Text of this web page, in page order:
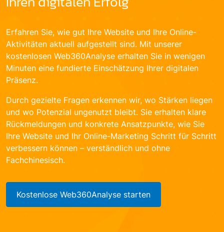
Erfahren Sie, wie gut Ihre Website und Ihre Online-
Aktivitäten aktuell aufgestellt sind. Mit unserer
kostenlosen Web360Analyse erhalten Sie in wenigen
Minuten eine fundierte Einschätzung Ihrer digitalen
Präsenz.
Durch gezielte Fragen erkennen wir, wo Stärken liegen
und wo Potenzial ungenutzt bleibt. Sie erhalten klare
Rückmeldungen und konkrete Ansatzpunkte, wie Sie
Ihre Website und Ihr Online-Marketing Schritt für Schritt
verbessern können – verständlich und ohne
Fachchinesisch.
Kostenlose Web360Analyse starten